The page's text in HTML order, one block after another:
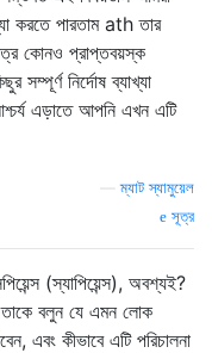
করতে পারতাম ath তার
কোনও প্রাপ্তবয়স্ক
সম্পূর্ণ নির্দোষ ব্যাখ্যা
এড়াতে আপনি এখন এটি
—ম্যাট স্যামুয়েল
সূত্র
(স্যাপিয়েন্স), অবশ্যই?
বলুন যে এমন লোক
এবং কীভাবে এটি পরিচালনা